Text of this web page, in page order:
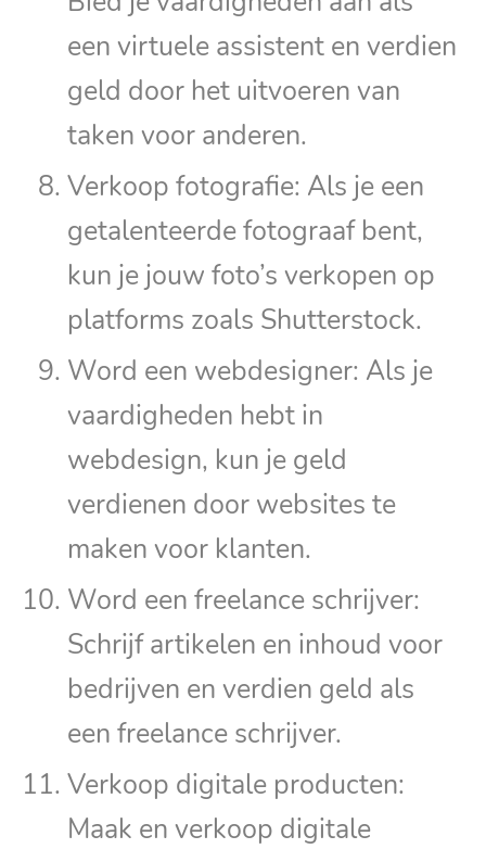
een virtuele assistent en verdien
geld door het uitvoeren van
taken voor anderen.
Verkoop fotografie: Als je een
getalenteerde fotograaf bent,
kun je jouw foto’s verkopen op
platforms zoals Shutterstock.
Word een webdesigner: Als je
vaardigheden hebt in
webdesign, kun je geld
verdienen door websites te
maken voor klanten.
Word een freelance schrijver:
Schrijf artikelen en inhoud voor
bedrijven en verdien geld als
een freelance schrijver.
Verkoop digitale producten:
Maak en verkoop digitale